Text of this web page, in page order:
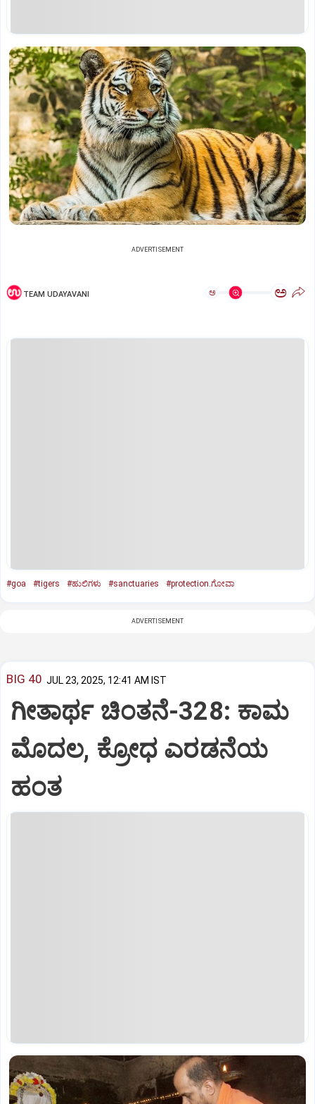
ADVERTISEMENT
TEAM UDAYAVANI ಅ ಅ
#goa #tigers #ಹುಲಿಗಳು #sanctuaries #protection.ಗೋವಾ
ADVERTISEMENT
BIG 40 JUL 23, 2025, 12:41 AM IST
ಗೀತಾರ್ಥ ಚಿಂತನೆ-328: ಕಾಮ
ಮೊದಲ, ಕ್ರೋಧ ಎರಡನೆಯ
ಹಂತ